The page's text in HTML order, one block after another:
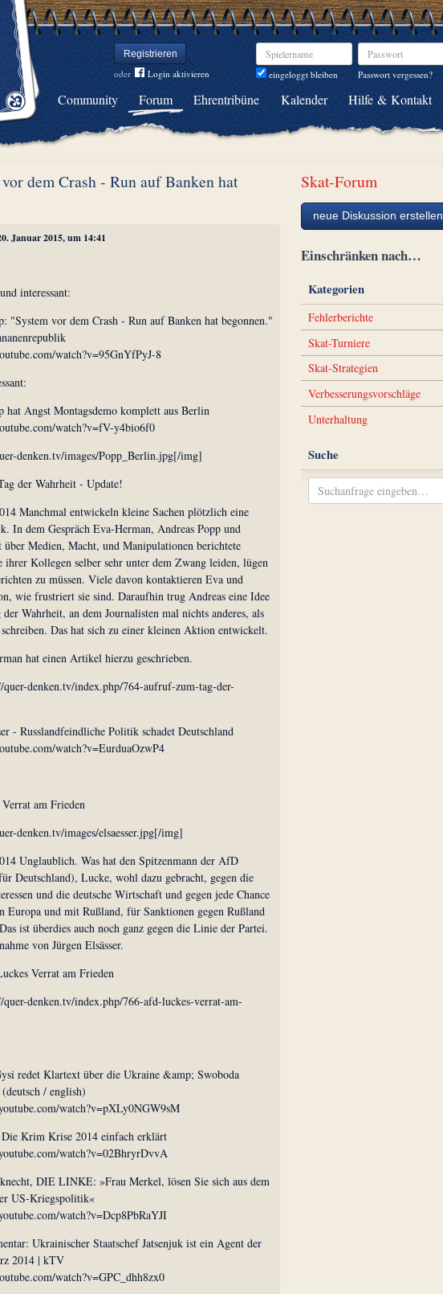
Registrieren
oder Login aktivieren
Spielername
eingeloggt bleiben
Passwort
Passwort vergessen?
Community Forum Ehrentribüne Kalender Hilfe & Kontakt
dem Crash - Run auf Banken hat
Januar 2015, um 14:41
interessant:
"System vor dem Crash - Run auf Banken hat begonnen."
watch?v=95GnYfPyJ-8
hat Angst Montagsdemo komplett aus Berlin
watch?v=fV-y4bio6f0
denken.tv/images/Popp_Berlin.jpg[/img]
der Wahrheit - Update!
Manchmal entwickeln kleine Sachen plötzlich eine
In dem Gespräch Eva-Herman, Andreas Popp und
Medien, Macht, und Manipulationen berichtete
ihrer Kollegen selber sehr unter dem Zwang leiden, lügen
zu müssen. Viele davon kontaktieren Eva und
wie frustriert sie sind. Daraufhin trug Andreas eine Idee
Wahrheit, an dem Journalisten mal nichts anderes, als
Das hat sich zu einer kleinen Aktion entwickelt.
hat einen Artikel hierzu geschrieben.
denken.tv/index.php/764-aufruf-zum-tag-der-
- Russlandfeindliche Politik schadet Deutschland
watch?v=EurduaOzwP4
am Frieden
denken.tv/images/elsaesser.jpg[/img]
Unglaublich. Was hat den Spitzenmann der AfD
Deutschland), Lucke, wohl dazu gebracht, gegen die
und die deutsche Wirtschaft und gegen jede Chance
Europa und mit Rußland, für Sanktionen gegen Rußland
ist überdies auch noch ganz gegen die Linie der Partei.
von Jürgen Elsässer.
Verrat am Frieden
denken.tv/index.php/766-afd-luckes-verrat-am-
redet Klartext über die Ukraine &amp; Swoboda
/ english)
watch?v=pXLy0NGW9sM
Krim Krise 2014 einfach erklärt
watch?v=02BhryrDvvA
DIE LINKE: »Frau Merkel, lösen Sie sich aus dem
US-Kriegspolitik«
watch?v=Dcp8PbRaYJI
Ukrainischer Staatschef Jatsenjuk ist ein Agent der
2014 | kTV
watch?v=GPC_dhh8zx0
Skat-Forum
neue Diskussion erstellen
Einschränken nach…
Kategorien
Fehlerberichte
Skat-Turniere
Skat-Strategien
Verbesserungsvorschläge
Unterhaltung
Suche